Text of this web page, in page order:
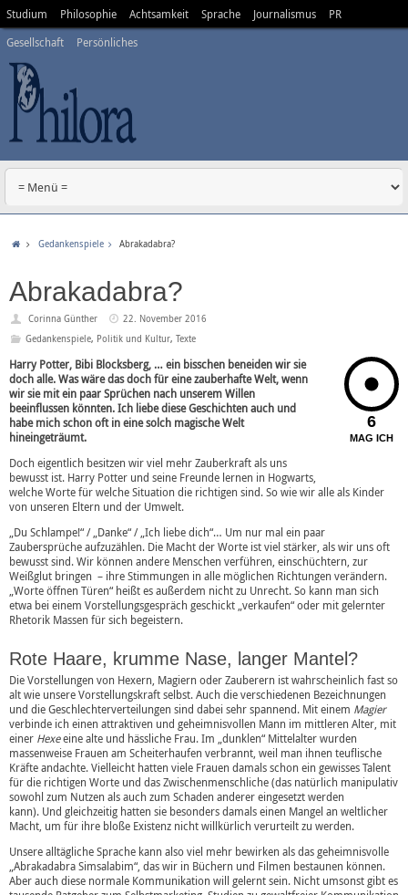
Studium Philosophie Achtsamkeit Sprache Journalismus
PR
Gesellschaft
Persönliches
Gedankenspiele Abrakadabra?
Abrakadabra?
Corinna Günther
22. November 2016
Gedankenspiele, Politik und Kultur,Texte
6
MAG ICH
Harry Potter, Bibi Blocksberg, … ein bisschen beneiden wir sie
doch alle. Was wäre das doch für eine zauberhafte Welt, wenn
wir sie mit ein paar Sprüchen nach unserem Willen
beeinflussen könnten. Ich liebe diese Geschichten auch und
habe mich schon oft in eine solch magische Welt
hineingeträumt.
Doch eigentlich besitzen wir viel mehr Zauberkraft als uns
bewusst ist. Harry Potter und seine Freunde lernen in Hogwarts,
welche Worte für welche Situation die richtigen sind. So wie wir alle als Kinder
von unseren Eltern und der Umwelt.
„Du Schlampe!“ / „Danke“ / „Ich liebe dich“… Um nur mal ein paar
Zaubersprüche aufzuzählen. Die Macht der Worte ist viel stärker, als wir uns oft
bewusst sind. Wir können andere Menschen verführen, einschüchtern, zur
Weißglut bringen – ihre Stimmungen in alle möglichen Richtungen verändern.
„Worte öffnen Türen“ heißt es außerdem nicht zu Unrecht. So kann man sich
etwa bei einem Vorstellungsgespräch geschickt „verkaufen“ oder mit gelernter
Rhetorik Massen für sich begeistern.
Rote Haare, krumme Nase, langer Mantel?
Die Vorstellungen von Hexern, Magiern oder Zauberern ist wahrscheinlich fast so
alt wie unsere Vorstellungskraft selbst. Auch die verschiedenen Bezeichnungen
und die Geschlechterverteilungen sind dabei sehr spannend. Mit einem Magier
verbinde ich einen attraktiven und geheimnisvollen Mann im mittleren Alter, mit
einer Hexeeine alte und hässliche Frau. Im „dunklen“ Mittelalter wurden
massenweise Frauen am Scheiterhaufen verbrannt, weil man ihnen teuflische
Kräfte andachte. Vielleicht hatten viele Frauen damals schon ein gewisses Talent
für die richtigen Worte und das Zwischenmenschliche (das natürlich manipulativ
sowohl zum Nutzen als auch zum Schaden anderer eingesetzt werden
kann). Und gleichzeitig hatten sie besonders damals einen Mangel an weltlicher
Macht, um für ihre bloße Existenz nicht willkürlich verurteilt zu werden.
Unsere alltägliche Sprache kann also viel mehr bewirken als das geheimnisvolle
„Abrakadabra Simsalabim“, das wir in Büchern und Filmen bestaunen können.
Aber auch diese normale Kommunikation will gelernt sein. Nicht umsonst gibt es